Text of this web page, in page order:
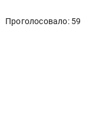
Проголосовало: 59